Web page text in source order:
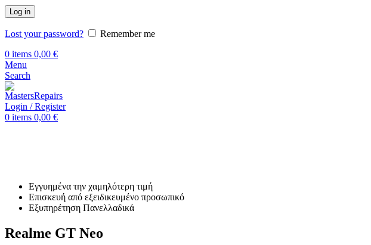
Log in
Lost your password?
Remember me
0 items 0,00 €
Menu
Search
Login / Register
0 items 0,00 €
Εγγυημένα την χαμηλότερη τιμή
Επισκευή από εξειδικευμένο προσωπικό
Εξυπηρέτηση Πανελλαδικά
Realme GT Neo